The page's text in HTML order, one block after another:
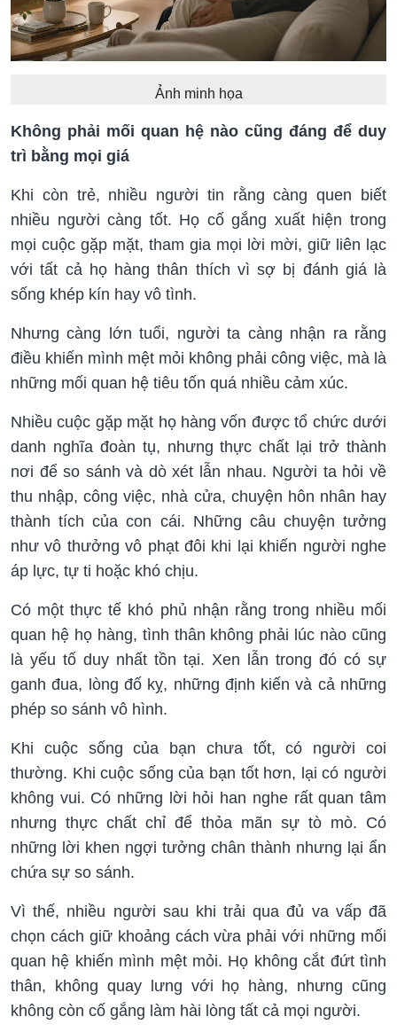
Ảnh minh họa
Không phải mối quan hệ nào cũng đáng để duy
trì bằng mọi giá
Khi còn trẻ, nhiều người tin rằng càng quen biết
nhiều người càng tốt. Họ cố gắng xuất hiện trong
mọi cuộc gặp mặt, tham gia mọi lời mời, giữ liên lạc
với tất cả họ hàng thân thích vì sợ bị đánh giá là
sống khép kín hay vô tình.
Nhưng càng lớn tuổi, người ta càng nhận ra rằng
điều khiến mình mệt mỏi không phải công việc, mà là
những mối quan hệ tiêu tốn quá nhiều cảm xúc.
Nhiều cuộc gặp mặt họ hàng vốn được tổ chức dưới
danh nghĩa đoàn tụ, nhưng thực chất lại trở thành
nơi để so sánh và dò xét lẫn nhau. Người ta hỏi về
thu nhập, công việc, nhà cửa, chuyện hôn nhân hay
thành tích của con cái. Những câu chuyện tưởng
như vô thưởng vô phạt đôi khi lại khiến người nghe
áp lực, tự ti hoặc khó chịu.
Có một thực tế khó phủ nhận rằng trong nhiều mối
quan hệ họ hàng, tình thân không phải lúc nào cũng
là yếu tố duy nhất tồn tại. Xen lẫn trong đó có sự
ganh đua, lòng đố kỵ, những định kiến và cả những
phép so sánh vô hình.
Khi cuộc sống của bạn chưa tốt, có người coi
thường. Khi cuộc sống của bạn tốt hơn, lại có người
không vui. Có những lời hỏi han nghe rất quan tâm
nhưng thực chất chỉ để thỏa mãn sự tò mò. Có
những lời khen ngợi tưởng chân thành nhưng lại ẩn
chứa sự so sánh.
Vì thế, nhiều người sau khi trải qua đủ va vấp đã
chọn cách giữ khoảng cách vừa phải với những mối
quan hệ khiến mình mệt mỏi. Họ không cắt đứt tình
thân, không quay lưng với họ hàng, nhưng cũng
không còn cố gắng làm hài lòng tất cả mọi người.